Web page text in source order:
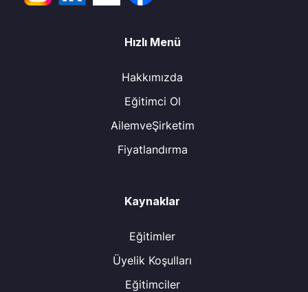
Hızlı Menü
Hakkımızda
Eğitimci Ol
AilemveŞirketim
Fiyatlandırma
Kaynaklar
Eğitimler
Üyelik Koşulları
Eğitimciler